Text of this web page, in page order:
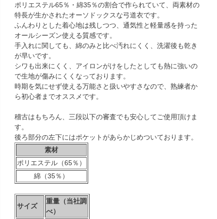
ポリエステル65％・綿35％の割合で作られていて、両素材の
特長が生かされたオーソドックスな弓道衣です。
ふんわりとした着心地は残しつつ、通気性と軽量感を持った
オールシーズン使える質感です。
手入れに関しても、綿のみと比べ汚れにくく、洗濯後も乾き
が早いです。
シワも出来にくく、アイロンがけをしたとしても熱に強いの
で生地が傷みにくくなっております。
時期を気にせず使える万能さと扱いやすさなので、熟練者か
ら初心者までオススメです。
稽古はもちろん、三段以下の審査でも安心してご使用頂けま
す。
後ろ部分の左下にはポケットがあらかじめついております。
素材
ポリエステル（65％）
綿（35％）
サイズ
重量（当社調
べ）